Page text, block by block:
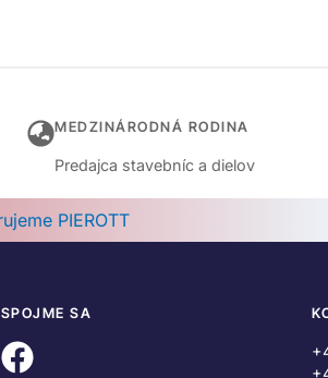
MEDZINÁRODNÁ RODINA
Predajca stavebníc a dielov
SPOJME SA